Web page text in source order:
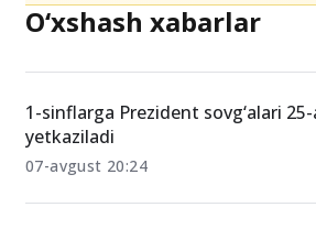
O‘xshash xabarlar
yetkaziladi